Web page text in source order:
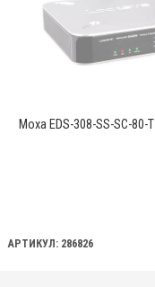
Moxa EDS-308-SS-SC-80-T
АРТИКУЛ: 286826